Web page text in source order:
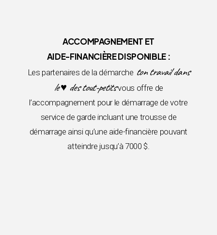
ACCOMPAGNEMENT ET
AIDE-FINANCIÈRE DISPONIBLE :
Les partenaires de la démarche ton travail dans
le ♥ des tout-petitsvous offre de
l’accompagnement pour le démarrage de votre
service de garde incluant une trousse de
démarrage ainsi qu’une aide-financière pouvant
atteindre jusqu’à 7000 $.